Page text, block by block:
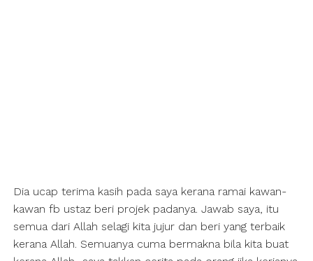
Dia ucap terima kasih pada saya kerana ramai kawan-
kawan fb ustaz beri projek padanya. Jawab saya, itu
semua dari Allah selagi kita jujur dan beri yang terbaik
kerana Allah. Semuanya cuma bermakna bila kita buat